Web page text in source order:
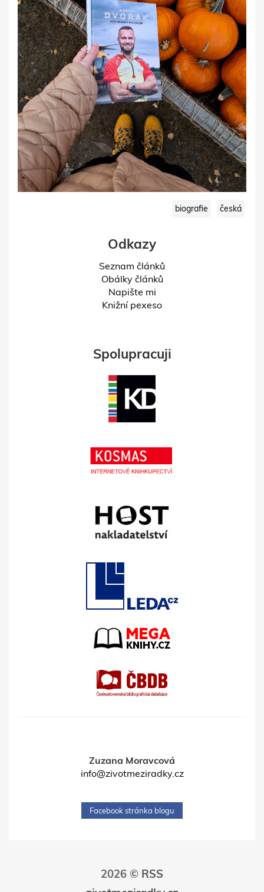
biografie česká
Odkazy
Seznam článků
Obálky článků
Napište mi
Knižní pexeso
Spolupracuji
Zuzana Moravcová
info@zivotmeziradky.cz
Facebook stránka blogu
2026 © RSS